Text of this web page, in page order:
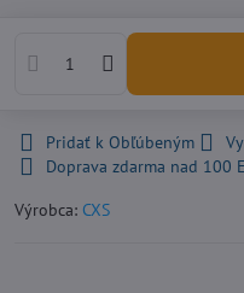
Pridať k Obľúbeným
Doprava zdarma nad 100
Výrobca: CXS